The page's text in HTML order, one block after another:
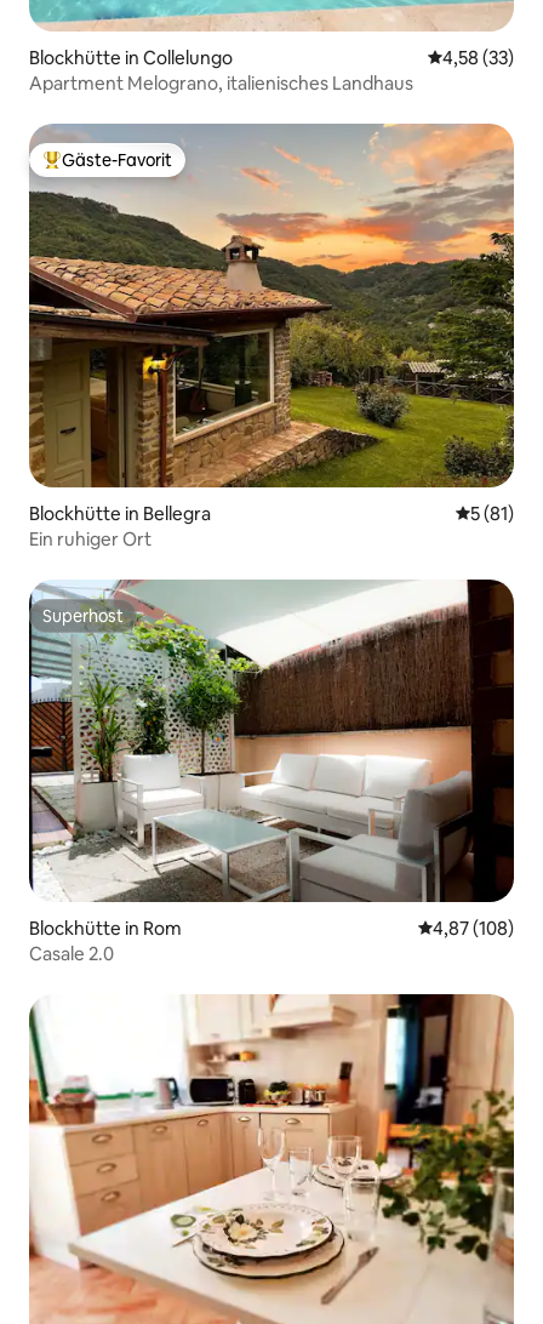
Blockhütte in Collelungo
4,58 (33)
Apartment Melograno, italienisches Landhaus
Beliebter Gäste-Favorit.
Gäste-Favorit
Blockhütte in Bellegra
5 (81)
Ein ruhiger Ort
Superhost
Superhost
Blockhütte in Rom
4,87 (108)
Casale 2.0